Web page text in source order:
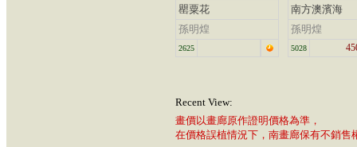
罌粟花
孫明煌
2625
南方澳濱海
孫明煌
5028
Recent View:
畫價以畫廊原作證明價格為準，
在價格誤植情況下，南畫廊保有不銷售